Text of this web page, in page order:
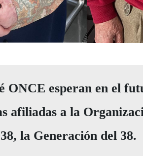
ONCE esperan en el
afiliadas a la
la Generación del 38.